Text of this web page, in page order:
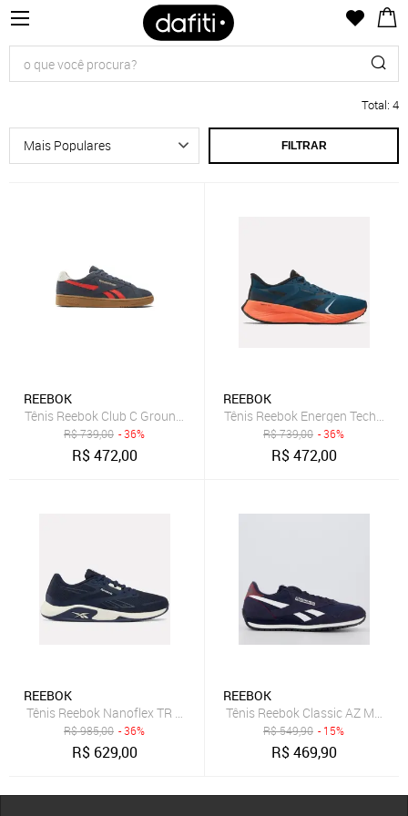
Total: 4
FILTRAR
REEBOK
Tênis Reebok Club C Grounds UK Masculino Azul Marinho
R$739,00 - 36%
R$472,00
REEBOK
Tênis Reebok Energen Tech
R$739,00 - 36%
R$472,00
REEBOK
Tênis Reebok Nanoflex TR 3 Masculino Vector Navy/Chalk
R$985,00 - 36%
R$ 629,00
REEBOK
Tênis Reebok Classic AZ
R$549,90 - 15%
R$469,90